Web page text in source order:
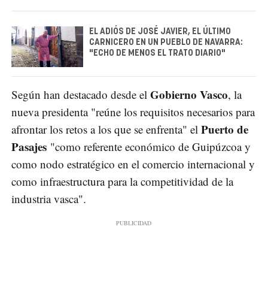
EL ADIÓS DE JOSÉ JAVIER, EL ÚLTIMO
CARNICERO EN UN PUEBLO DE NAVARRA:
"ECHO DE MENOS EL TRATO DIARIO"
Según han destacado desde el Gobierno Vasco, la
nueva presidenta "reúne los requisitos necesarios para
afrontar los retos a los que se enfrenta" el Puerto de
Pasajes "como referente económico de Guipúzcoa y
como nodo estratégico en el comercio internacional y
como infraestructura para la competitividad de la
industria vasca".